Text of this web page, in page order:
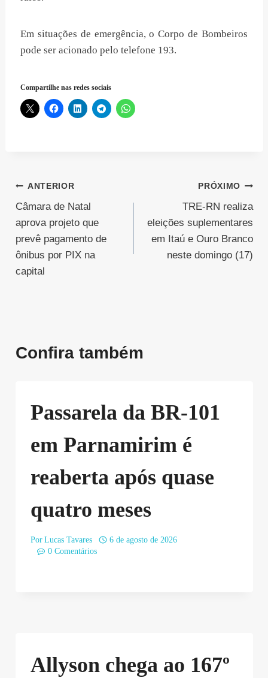
Em situações de emergência, o Corpo de Bombeiros
pode ser acionado pelo telefone 193.
Compartilhe nas redes sociais
Navegação
de
Post
ANTERIOR
Câmara de Natal
aprova projeto que
prevê pagamento de
ônibus por PIX na
capital
PRÓXIMO
TRE-RN realiza
eleições suplementares
em Itaú e Ouro Branco
neste domingo (17)
Confira também
Passarela da BR-101
em Parnamirim é
reaberta após quase
quatro meses
Por Lucas Tavares
6 de agosto de 2026
0 Comentários
Allyson chega ao 167º